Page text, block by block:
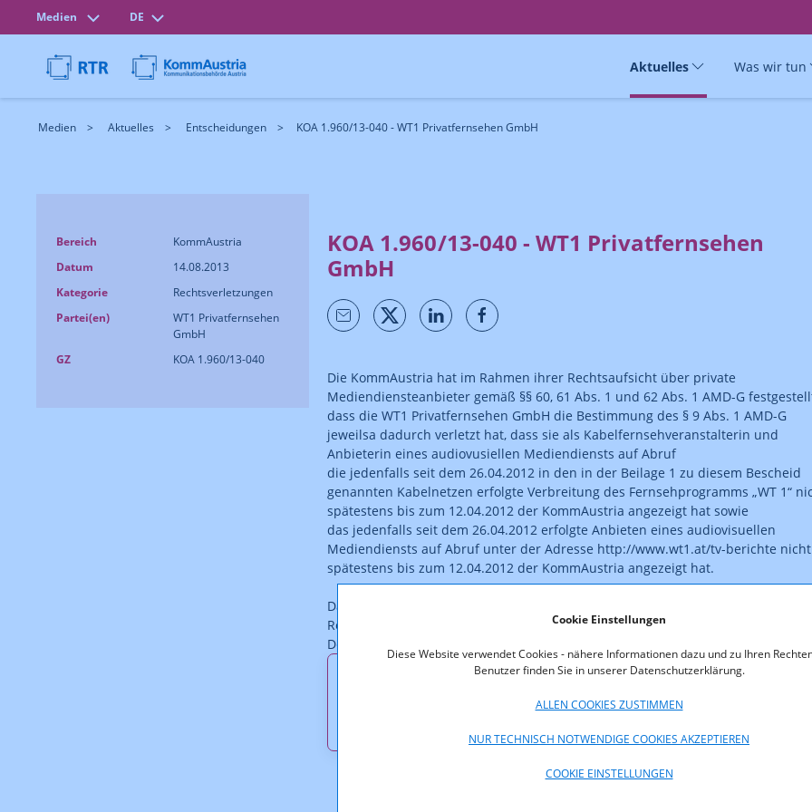
Cookie Einstellungen
Diese Website verwendet Cookies - nähere Informationen dazu und zu Ihren
Benutzer finden Sie in unserer Datenschutzerklärung.
ALLEN COOKIES ZUSTIMMEN
NUR TECHNISCH NOTWENDIGE COOKIES AKZEPTIEREN
COOKIE EINSTELLUNGEN
Medien DE
Aktuelles Was wir tun
Medien Aktuelles Entscheidungen KOA 1.960/13-040 - WT1 Privatfernsehen GmbH
Bereich
KommAustria
Datum
14.08.2013
Kategorie
Rechtsverletzungen
Partei(en)
WT1 Privatfernsehen
GmbH
GZ
KOA 1.960/13-040
KOA 1.960/13-040 - WT1 Privatfernsehen
GmbH
Die KommAustria hat im Rahmen ihrer Rechtsaufsicht über private
Mediendiensteanbieter gemäß §§ 60, 61 Abs. 1 und 62 Abs. 1 AMD-G
dass die WT1 Privatfernsehen GmbH die Bestimmung des § 9 Abs. 1 AMD-G
jeweilsa dadurch verletzt hat, dass sie als Kabelfernsehveranstalterin und
Anbieterin eines audiovusiellen Mediendiensts auf Abruf
die jedenfalls seit dem 26.04.2012 in den in der Beilage 1 zu diesem Bescheid
genannten Kabelnetzen erfolgte Verbreitung des Fernsehprogramms „WT 1“
spätestens bis zum 12.04.2012 der KommAustria angezeigt hat sowie
das jedenfalls seit dem 26.04.2012 erfolgte Anbieten eines audiovisuellen
Mediendiensts auf Abruf unter der Adresse http://www.wt1.at/tv-berichte nicht
spätestens bis zum 12.04.2012 der KommAustria angezeigt hat.
Darüber hinaus wurde gemäß § 62 Abs. 4 AMD-G festgestellt, dass es sich bei
Rechtsverletzungen um keine schwerwiegenden Verletzungen des AMD-G
Der Bescheid ist rechtskräftig.